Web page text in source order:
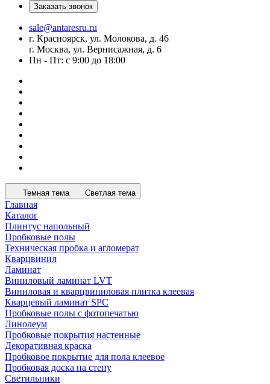
Заказать звонок
sale@antaresru.ru
г. Красноярск, ул. Молокова, д. 46
г. Москва, ул. Вернисажная, д. 6
Пн - Пт: с 9:00 до 18:00
Темная тема Светлая тема
Главная
Каталог
Плинтус напольный
Пробковые полы
Техническая пробка и агломерат
Кварцвинил
Ламинат
Виниловый ламинат LVT
Виниловая и кварцвиниловая плитка клеевая
Кварцевый ламинат SPC
Пробковые полы с фотопечатью
Линолеум
Пробковые покрытия настенные
Декоративная краска
Пробковое покрытие для пола клеевое
Пробковая доска на стену
Светильники